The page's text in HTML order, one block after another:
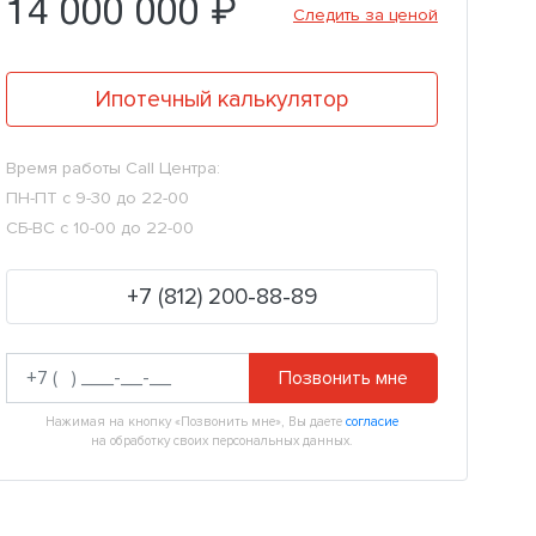
14 000 000 ₽ Следить за ценой
Ипотечный калькулятор
Время работы Call Центра:
ПН-ПТ с 9-30 до 22-00
СБ-ВС с 10-00 до 22-00
+7 (812) 200-88-89
Позвонить мне
Нажимая на кнопку «Позвонить мне», Вы даете согласие
на обработку своих персональных данных.